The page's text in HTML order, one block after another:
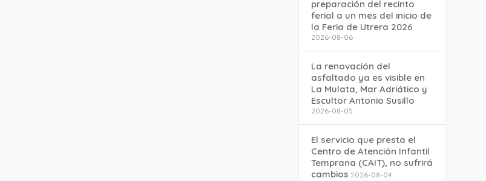
preparación del recinto
ferial a un mes del inicio de
la Feria de Utrera 2026
2026-08-06
La renovación del
asfaltado ya es visible en
La Mulata, Mar Adriático y
Escultor Antonio Susillo
2026-08-05
El servicio que presta el
Centro de Atención Infantil
Temprana (CAIT), no sufrirá
cambios 2026-08-04